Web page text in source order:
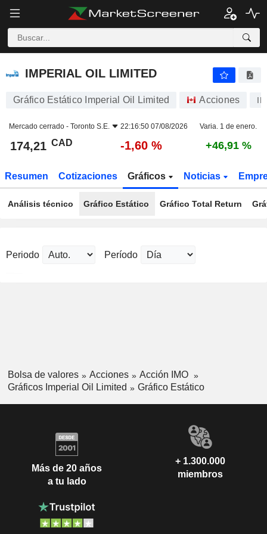
IMPERIAL OIL LIMITED
IMPERIAL OIL LIMITED
Gráfico Estático Imperial Oil Limited Acciones
Mercado cerrado - Toronto S.E. 22:16:50 07/08/2026 Varia. 1 de enero.
174,21 CAD -1,60 % +46,91 %
Resumen Cotizaciones Gráficos Noticias
Análisis técnico Gráfico Estático Gráfico Total Return
Periodo Período
Bolsa de valores Acciones
Acción IMO
Gráficos Imperial Oil Limited
Gráfico Estático
Más de 20 años
a tu lado
+ 1.300.000
miembros